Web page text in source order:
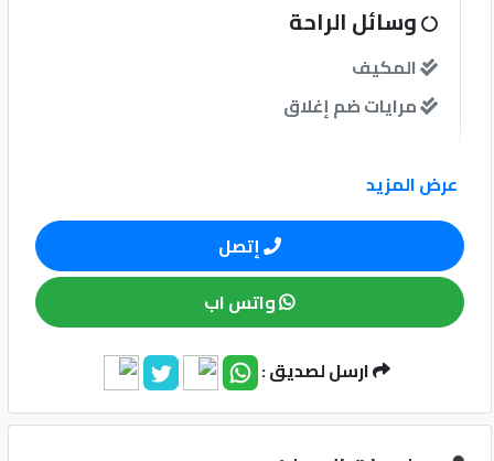
كيو
ماركت
الدليل
2020
©
وسائل الراحة
المكيف
مرايات ضم إغلاق
نوافذ
نوافذ كهربائية امامية
وسائل الامان
نظام مانع للانغلاق-ABS
عرض المزيد
إتصل
واتس اب
ارسل لصديق :